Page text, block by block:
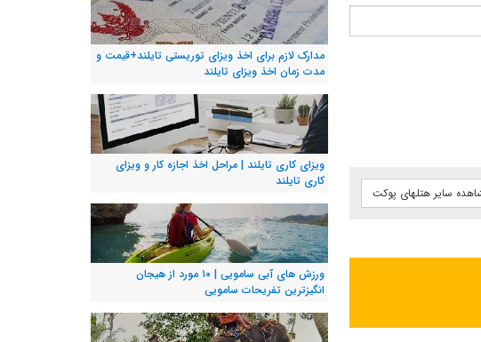
سایر هتلهای پوکت
مدارک لازم برای اخذ ویزای توریستی تایلند+قیمت و
مدت زمان اخذ ویزای تایلند
ویزای کاری تایلند | مراحل اخذ اجازه کار و ویزای
کاری تایلند
ورزش های آبی سامویی | ۱۰ مورد از هیجان
انگیزترین تفریحات سامویی